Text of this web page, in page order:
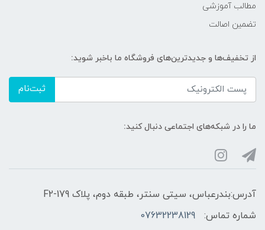
مطالب آموزشی
تضمین اصالت
از تخفیف‌ها و جدیدترین‌های فروشگاه ما باخبر شوید:
ثبت‌نام
ما را در شبکه‌های اجتماعی دنبال کنید:
آدرس:بندرعباس، سیتی سنتر، طبقه دوم، پلاک F2-179
شماره تماس:
07632238129